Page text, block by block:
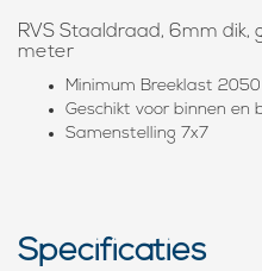
RVS Staaldraad, 6mm dik,
meter
Minimum Breeklast 2050
Geschikt voor binnen en
Samenstelling 7x7
Specificaties